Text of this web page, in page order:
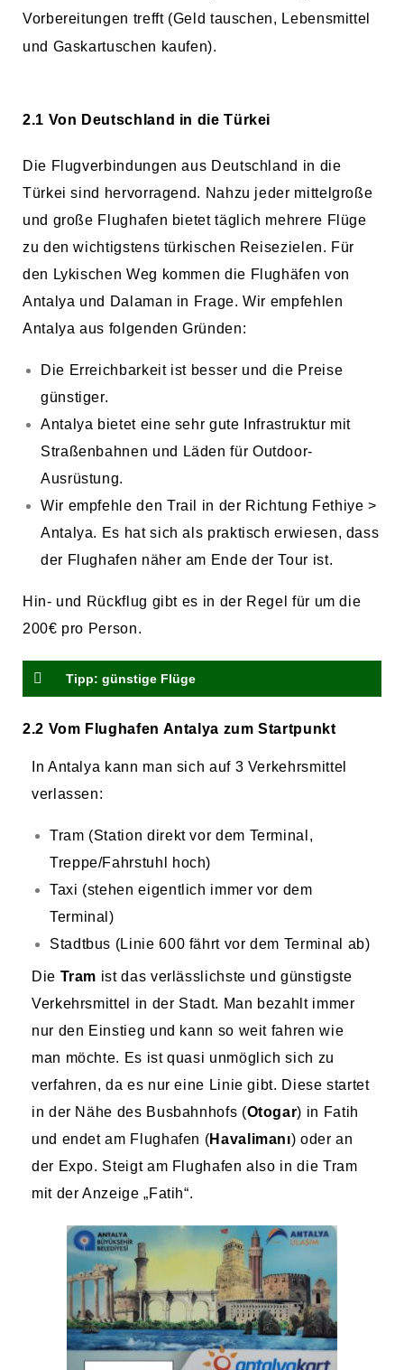
Vorbereitungen trefft (Geld tauschen, Lebensmittel
und Gaskartuschen kaufen).
2.1 Von Deutschland in die Türkei
Die Flugverbindungen aus Deutschland in die
Türkei sind hervorragend. Nahzu jeder mittelgroße
und große Flughafen bietet täglich mehrere Flüge
zu den wichtigstens türkischen Reisezielen. Für
den Lykischen Weg kommen die Flughäfen von
Antalya und Dalaman in Frage. Wir empfehlen
Antalya aus folgenden Gründen:
Die Erreichbarkeit ist besser und die Preise
günstiger.
Antalya bietet eine sehr gute Infrastruktur mit
Straßenbahnen und Läden für Outdoor-
Ausrüstung.
Wir empfehle den Trail in der Richtung Fethiye >
Antalya. Es hat sich als praktisch erwiesen, dass
der Flughafen näher am Ende der Tour ist.
Hin- und Rückflug gibt es in der Regel für um die
200€ pro Person.
Tipp: günstige Flüge
2.2 Vom Flughafen Antalya zum Startpunkt
In Antalya kann man sich auf 3 Verkehrsmittel
verlassen:
Tram (Station direkt vor dem Terminal,
Treppe/Fahrstuhl hoch)
Taxi (stehen eigentlich immer vor dem
Terminal)
Stadtbus (Linie 600 fährt vor dem Terminal ab)
Die Tram ist das verlässlichste und günstigste
Verkehrsmittel in der Stadt. Man bezahlt immer
nur den Einstieg und kann so weit fahren wie
man möchte. Es ist quasi unmöglich sich zu
verfahren, da es nur eine Linie gibt. Diese startet
in der Nähe des Busbahnhofs (Otogar) in Fatih
und endet am Flughafen (Havalimanı) oder an
der Expo. Steigt am Flughafen also in die Tram
mit der Anzeige „Fatih“.